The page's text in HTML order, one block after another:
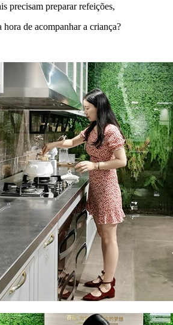
precisam preparar refeições,
hora de acompanhar a criança?